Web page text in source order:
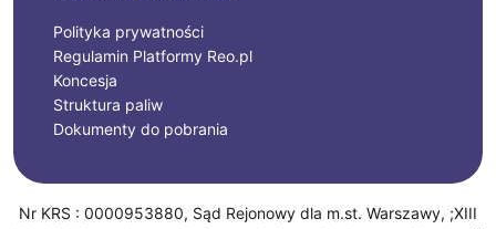
Polityka prywatności
Regulamin Platformy Reo.pl
Koncesja
Struktura paliw
Dokumenty do pobrania
Nr KRS : 0000953880, Sąd Rejonowy dla m.st. Warszawy, ;XIII